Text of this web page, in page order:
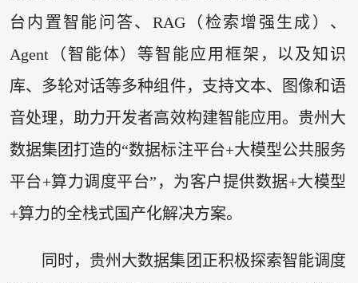
台内置智能问答、RAG（检索增强生成）、
Agent（智能体）等智能应用框架，以及知识
库、多轮对话等多种组件，支持文本、图像和语
音处理，助力开发者高效构建智能应用。贵州大
数据集团打造的“数据标注平台+大模型公共服务
平台+算力调度平台”，为客户提供数据+大模型
+算力的全栈式国产化解决方案。
同时，贵州大数据集团正积极探索智能调度